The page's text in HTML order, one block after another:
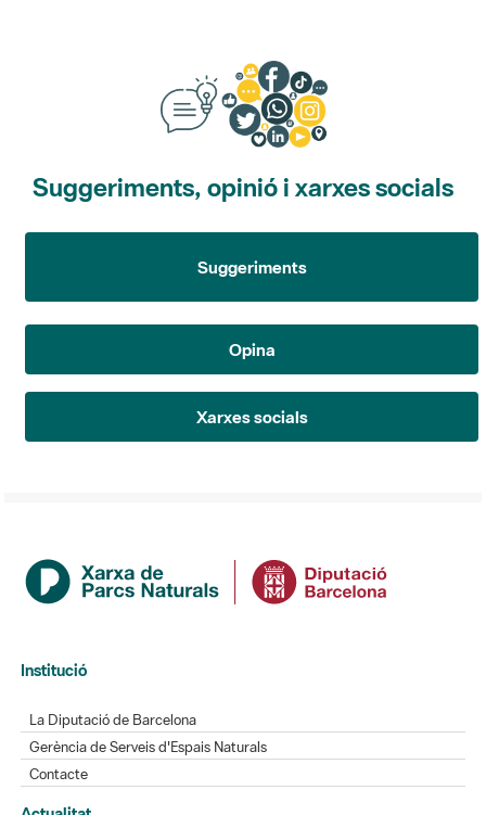
Suggeriments, opinió i xarxes socials
Suggeriments
Opina
Xarxes socials
Institució
La Diputació de Barcelona
Gerència de Serveis d'Espais Naturals
Contacte